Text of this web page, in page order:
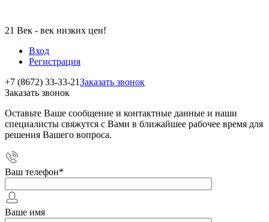
21 Век - век низких цен!
Вход
Регистрация
+7 (8672) 33-33-21Заказать звонок
Заказать звонок
Оставьте Ваше сообщение и контактные данные и наши
специалисты свяжутся с Вами в ближайшее рабочее время для
решения Вашего вопроса.
Ваш телефон*
Ваше имя